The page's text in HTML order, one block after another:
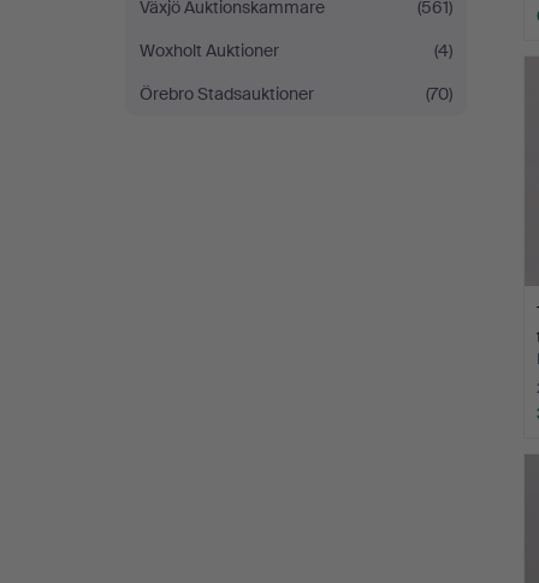
Växjö Auktionskammare
(561)
Woxholt Auktioner
(4)
Örebro Stadsauktioner
(70)